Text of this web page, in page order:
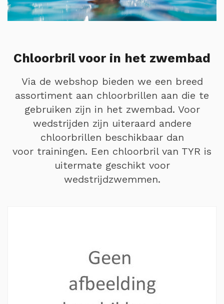
Chloorbril voor in het zwembad
Via de webshop bieden we een breed
assortiment aan chloorbrillen aan die te
gebruiken zijn in het zwembad. Voor
wedstrijden zijn uiteraard andere
chloorbrillen beschikbaar dan
voor trainingen. Een chloorbril van TYR is
uitermate geschikt voor
wedstrijdzwemmen.